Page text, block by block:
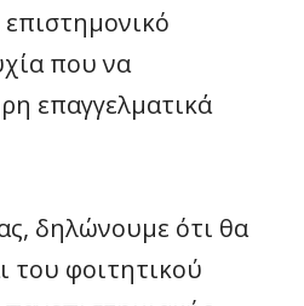
επιστημονικό
που να
επαγγελματικά
δηλώνουμε ότι θα
του φοιτητικού